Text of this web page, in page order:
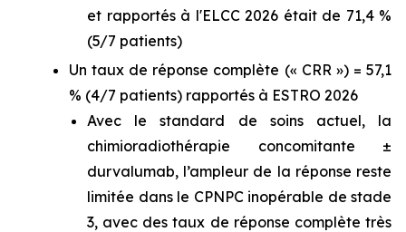
et rapportés à l'ELCC 2026 était de 71,4 %
(5/7 patients)
Un taux de réponse complète (« CRR ») = 57,1
% (4/7 patients) rapportés à ESTRO 2026
Avec le standard de soins actuel, la
chimioradiothérapie concomitante ±
durvalumab, l’ampleur de la réponse reste
limitée dans le CPNPC inopérable de stade
3, avec des taux de réponse complète très